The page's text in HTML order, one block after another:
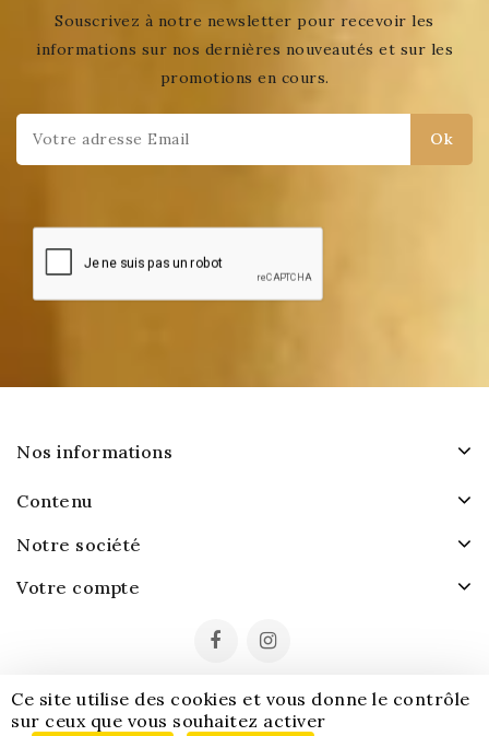
Souscrivez à notre newsletter pour recevoir les
informations sur nos dernières nouveautés et sur les
promotions en cours.
Nos informations
Contenu
Notre société
Votre compte
Ce site utilise des cookies et vous donne le contrôle
sur ceux que vous souhaitez activer